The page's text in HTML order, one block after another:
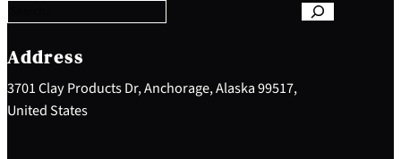
c
h
Address
3701 Clay Products Dr, Anchorage, Alaska 99517,
United States